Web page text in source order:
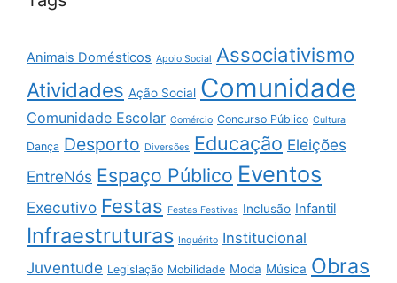
Animais Domésticos Apoio Social Associativismo
Atividades Ação Social Comunidade
Comunidade Escolar Comércio Concurso Público Cultura
Dança Desporto Diversões Educação Eleições
EntreNós Espaço Público Eventos
Executivo Festas Festas Festivas Inclusão Infantil
Infraestruturas Inquérito Institucional
Juventude Legislação Mobilidade Moda Música Obras